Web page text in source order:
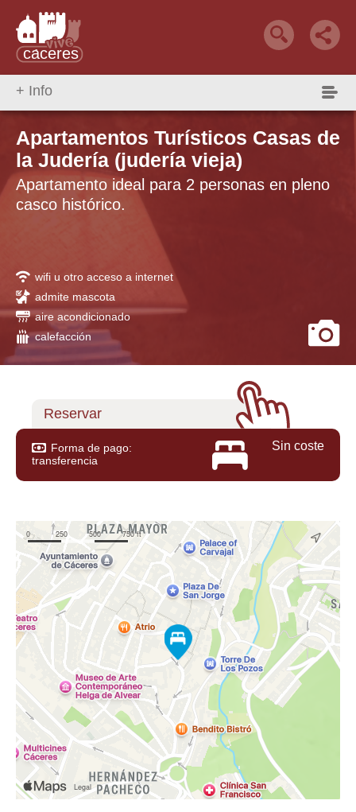
Qué Hacer alojamiento
+ Info
Apartamentos Turísticos Casas de
la Judería (judería vieja)
Apartamento ideal para 2 personas en pleno
casco histórico.
wifi u otro acceso a internet
admite mascota
aire acondicionado
calefacción
Reservar
Forma de pago:
transferencia
Sin coste